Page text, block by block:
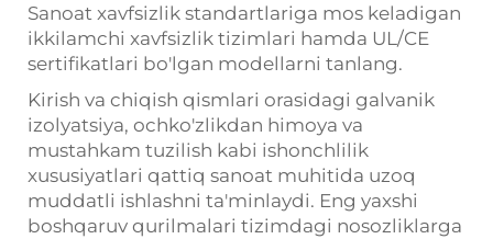
Sanoat xavfsizlik standartlariga mos keladigan
ikkilamchi xavfsizlik tizimlari hamda UL/CE
sertifikatlari bo'lgan modellarni tanlang.
Kirish va chiqish qismlari orasidagi galvanik
izolyatsiya, ochko'zlikdan himoya va
mustahkam tuzilish kabi ishonchlilik
xususiyatlari qattiq sanoat muhitida uzoq
muddatli ishlashni ta'minlaydi. Eng yaxshi
boshqaruv qurilmalari tizimdagi nosozliklarga